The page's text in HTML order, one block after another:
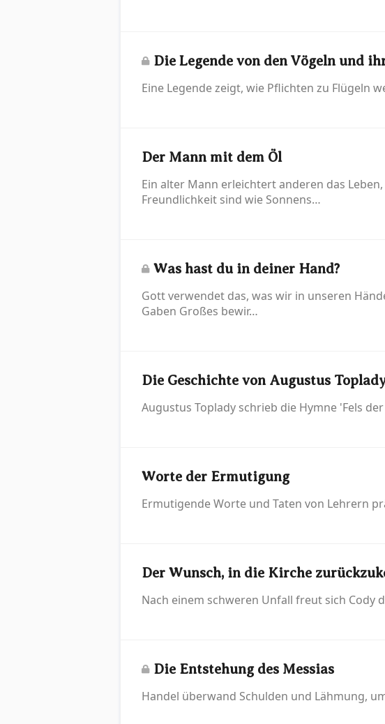
Die Legende von den Vögeln und
Eine Legende zeigt, wie Pflichten zu Flügeln
Der Mann mit dem Öl
Ein alter Mann erleichtert anderen das
Freundlichkeit sind wie Sonnens…
Was hast du in deiner Hand?
Gott verwendet das, was wir in unseren
Gaben Großes bewir…
Die Geschichte von Augustus
Augustus Toplady schrieb die Hymne 'Fels
Worte der Ermutigung
Ermutigende Worte und Taten von Lehrern
Der Wunsch, in die Kirche
Nach einem schweren Unfall freut sich Cody
Die Entstehung des Messias
Handel überwand Schulden und Lähmung,